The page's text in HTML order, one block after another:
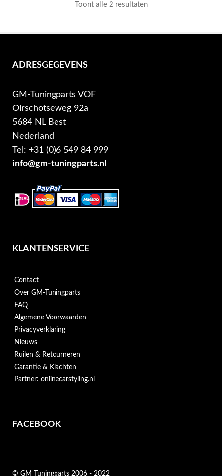
Toont alle 2 resultaten
ADRESGEGEVENS
GM-Tuningparts VOF
Oirschotseweg 92a
5684 NL Best
Nederland
Tel: +31 (0)6 549 84 999
info@gm-tuningparts.nl
KLANTENSERVICE
Contact
Over GM-Tuningparts
FAQ
Algemene Voorwaarden
Privacyverklaring
Nieuws
Ruilen & Retourneren
Garantie & Klachten
Partner: onlinecarstyling.nl
FACEBOOK
© GM Tuningparts 2006 - 2022